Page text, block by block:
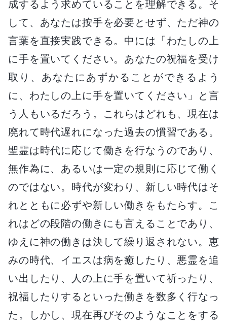
成するよう求めていることを理解できる。そ
して、あなたは按手を必要とせず、ただ神の
言葉を直接実践できる。中には「わたしの上
に手を置いてください。あなたの祝福を受け
取り、あなたにあずかることができるよう
に、わたしの上に手を置いてください」と言
う人もいるだろう。これらはどれも、現在は
廃れて時代遅れになった過去の慣習である。
聖霊は時代に応じて働きを行なうのであり、
無作為に、あるいは一定の規則に応じて働く
のではない。時代が変わり、新しい時代はそ
れとともに必ずや新しい働きをもたらす。こ
れはどの段階の働きにも言えることであり、
ゆえに神の働きは決して繰り返されない。恵
みの時代、イエスは病を癒したり、悪霊を追
い出したり、人の上に手を置いて祈ったり、
祝福したりするといった働きを数多く行なっ
た。しかし、現在再びそのようなことをする